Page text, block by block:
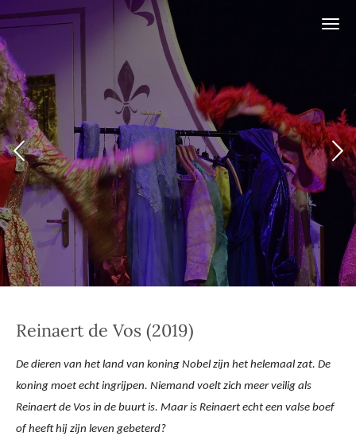
Ga
naar
de
hoofdinhoud
Reinaert de Vos (2019)
De dieren van het land van koning Nobel zijn het helemaal zat. De
koning moet echt ingrijpen. Niemand voelt zich meer veilig als
Reinaert de Vos in de buurt is. Maar is Reinaert echt een valse boef
of heeft hij zijn leven gebeterd?